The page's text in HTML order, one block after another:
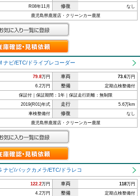
R08年11月 修復 なし
鹿児島県鹿屋店・クリーンカー鹿屋
ナビ/ETC/ドライブレコーダー
79.8万円 車両 73.6万円
6.2万円 整備 定期点検整備付
保証付｜保証期間：1年｜保証走行距離：無制限
2019(R01)年式 走行 5.6万km
車検整備付 修復 なし
鹿児島県鹿屋店・クリーンカー鹿屋
ナビ/バックカメラ/ETC/ドラレコ
122.2万円 車両 118万円
4.2万円 整備 定期点検整備付